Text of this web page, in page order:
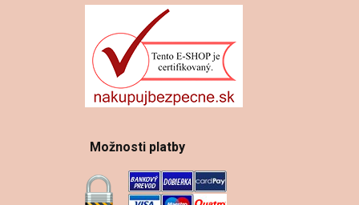
Možnosti platby